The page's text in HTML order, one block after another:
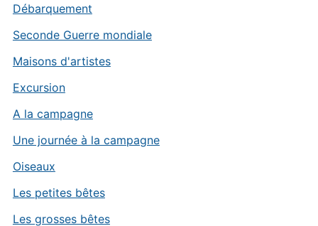
Débarquement
Seconde Guerre mondiale
Maisons d'artistes
Excursion
A la campagne
Une journée à la campagne
Oiseaux
Les petites bêtes
Les grosses bêtes